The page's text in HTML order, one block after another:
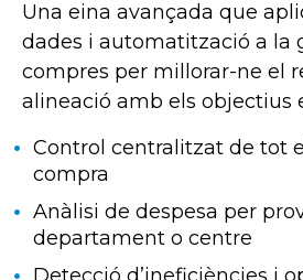
Una eina avançada que
dades i automatització a la
compres per millorar-ne el
alineació amb els objectius
Control centralitzat de tot
compra
Anàlisi de despesa per
departament o centre